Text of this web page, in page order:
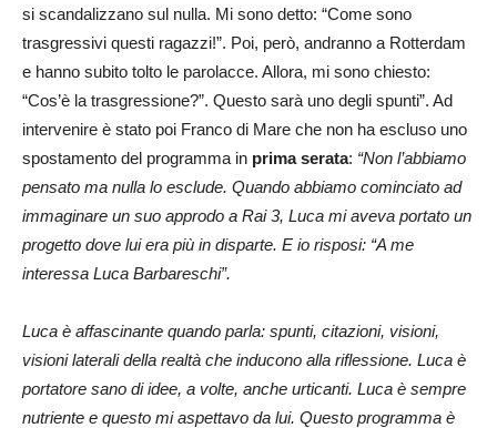
si scandalizzano sul nulla. Mi sono detto: “Come sono
trasgressivi questi ragazzi!”. Poi, però, andranno a Rotterdam
e hanno subito tolto le parolacce. Allora, mi sono chiesto:
“Cos’è la trasgressione?”. Questo sarà uno degli spunti”. Ad
intervenire è stato poi Franco di Mare che non ha escluso uno
spostamento del programma in prima serata: “Non l’abbiamo
pensato ma nulla lo esclude. Quando abbiamo cominciato ad
immaginare un suo approdo a Rai 3, Luca mi aveva portato un
progetto dove lui era più in disparte. E io risposi: “A me
interessa Luca Barbareschi”.
Luca è affascinante quando parla: spunti, citazioni, visioni,
visioni laterali della realtà che inducono alla riflessione. Luca è
portatore sano di idee, a volte, anche urticanti. Luca è sempre
nutriente e questo mi aspettavo da lui. Questo programma è